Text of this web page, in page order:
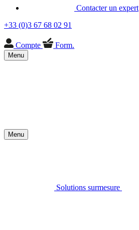
Contacter un expert
+33 (0)3 67 68 02 91
Compte Form.
Menu
Menu
Solutions surmesure